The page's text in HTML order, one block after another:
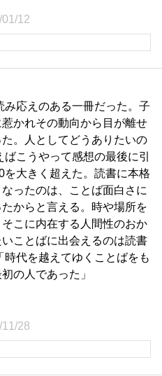
12
み応えのある一冊だった。子
かれその動向から目が離せ
。人としてどうありたいの
こうやって感想の最後に引
を大きく超えた。読書に本格
ったのは、ことば面白さに
からと言える。時や場所を
こに内在する人間性のおか
ことばに出会えるのは読書
時代を越えてゆくことばをも
の人であった」
28